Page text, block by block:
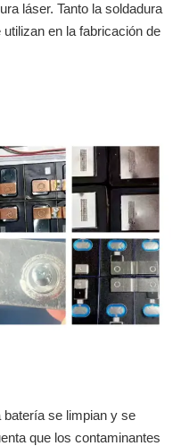
láser. Tanto la soldadura
en la fabricación de
batería se limpian y se
que los contaminantes